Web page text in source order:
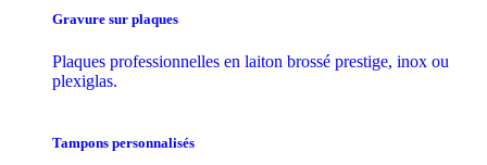
Gravure sur plaques
Plaques professionnelles en laiton brossé prestige, inox ou
plexiglas.
Tampons personnalisés